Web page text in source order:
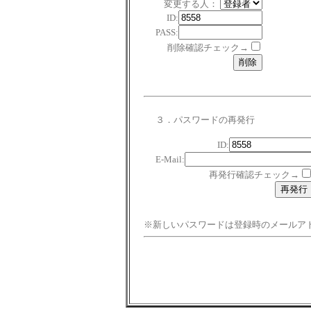
変更する人：
ID:
PASS:
削除確認チェック→
３．パスワードの再発行
ID:
E-Mail:
再発行確認チェック→
※新しいパスワードは登録時のメールア